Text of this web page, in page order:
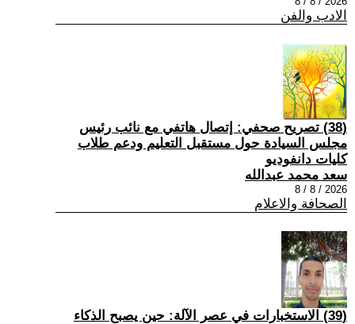
الادب والفن
(38) تصريح صحفي: إتصال هاتفي مع نائب رئيس
مجلس السيادة حول مستقبل التعليم ودعم طلاب
كليات دانفوديو
سعد محمد عبدالله
2026 / 8 / 8
الصحافة والاعلام
(39) الاستخبارات في عصر الآلة: حين يصبح الذكاء